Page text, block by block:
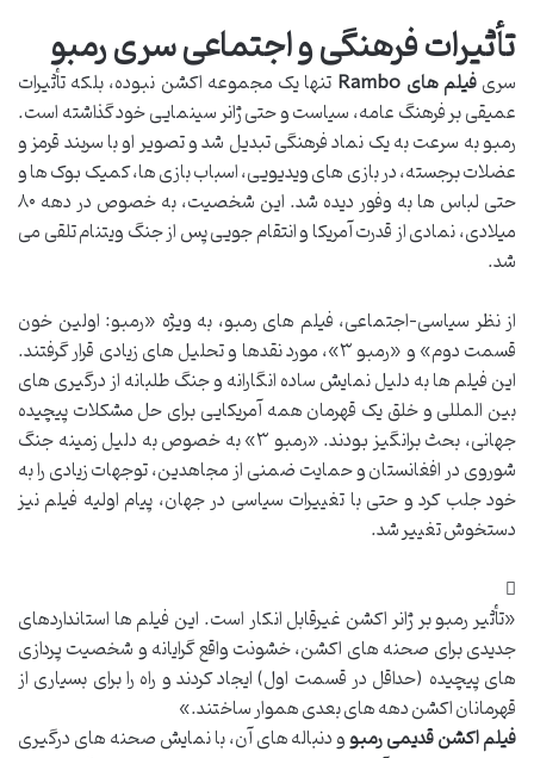
تأثیرات فرهنگی و اجتماعی سری رمبو
سریفیلم های Rambo تنها یک مجموعه اکشن نبوده، بلکه تأثیرات
عمیقی بر فرهنگ عامه، سیاست و حتی ژانر سینمایی خود گذاشته است.
رمبو به سرعت به یک نماد فرهنگی تبدیل شد و تصویر او با سربند قرمز و
عضلات برجسته، در بازی های ویدیویی، اسباب بازی ها، کمیک بوک ها و
حتی لباس ها به وفور دیده شد. این شخصیت، به خصوص در دهه ۸۰
میلادی، نمادی از قدرت آمریکا و انتقام جویی پس از جنگ ویتنام تلقی می
شد.
از نظر سیاسی-اجتماعی، فیلم های رمبو، به ویژه «رمبو: اولین خون
قسمت دوم» و «رمبو ۳»، مورد نقدها و تحلیل های زیادی قرار گرفتند.
این فیلم ها به دلیل نمایش ساده انگارانه و جنگ طلبانه از درگیری های
بین المللی و خلق یک قهرمان همه آمریکایی برای حل مشکلات پیچیده
جهانی، بحث برانگیز بودند. «رمبو ۳» به خصوص به دلیل زمینه جنگ
شوروی در افغانستان و حمایت ضمنی از مجاهدین، توجهات زیادی را به
خود جلب کرد و حتی با تغییرات سیاسی در جهان، پیام اولیه فیلم نیز
دستخوش تغییر شد.
«تأثیر رمبو بر ژانر اکشن غیرقابل انکار است. این فیلم ها استانداردهای
جدیدی برای صحنه های اکشن، خشونت واقع گرایانه و شخصیت پردازی
های پیچیده (حداقل در قسمت اول) ایجاد کردند و راه را برای بسیاری از
قهرمانان اکشن دهه های بعدی هموار ساختند.»
فیلم اکشن قدیمی رمبوو دنباله های آن، با نمایش صحنه های درگیری